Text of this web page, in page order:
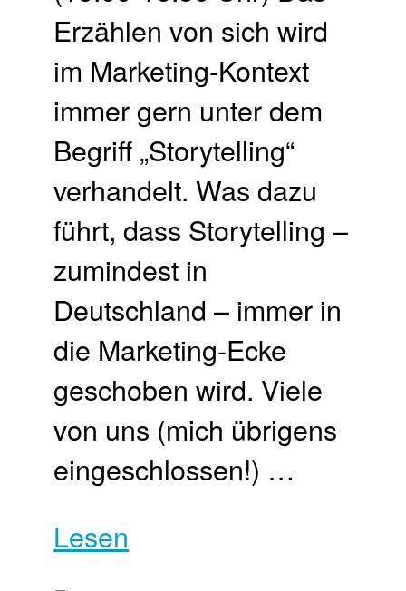
Erzählen von sich wird
im Marketing-Kontext
immer gern unter dem
Begriff „Storytelling“
verhandelt. Was dazu
führt, dass Storytelling –
zumindest in
Deutschland – immer in
die Marketing-Ecke
geschoben wird. Viele
von uns (mich übrigens
eingeschlossen!) …
Lesen